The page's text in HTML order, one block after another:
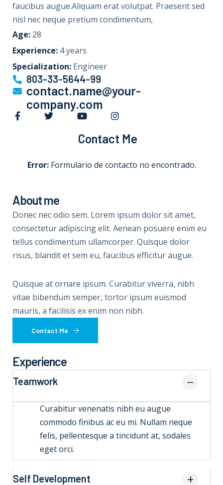
faucibus augue.Aliquam erat volutpat. Praesent sed
nisl nec neque pretium condimentum,
Age: 28
Experience: 4 years
Specialization: Engineer
803-33-5644-99
contact.name@your-
company.com
Contact Me
Error:Formulario de contacto no encontrado.
About me
Donec nec odio sem. Lorem ipsum dolor sit amet,
consectetur adipiscing elit. Aenean posuere enim eu
tellus condimentum ullamcorper. Quisque dolor
risus, blandit et sem eu, faucibus efficitur augue.
Quisque at ornare ipsum. Curabitur viverra, nibh
vitae bibendum semper, tortor ipsum euismod
mauris, a facilisis ex enim non nibh.
Contact Me
Experience
Teamwork
Curabitur venenatis nibh eu augue
commodo finibus ac eu mi. Nullam neque
felis, pellentesque a tincidunt at, sodales
eget orci.
Self Development